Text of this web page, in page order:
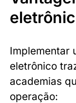
Implementar
eletrônico
academias
operação: